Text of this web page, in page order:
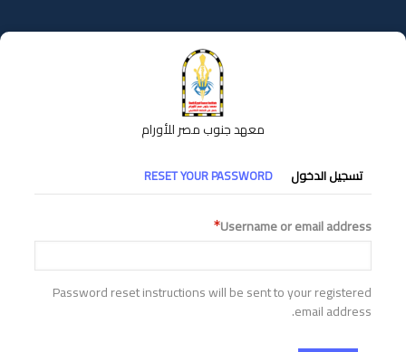
إلى
المحتوى
معهد جنوب مصر للأورام
التبويبات
الأساسية
تسجيل الدخول RESET YOUR PASSWORD
Username or email address
Password reset instructions will be sent to your registered
email address.